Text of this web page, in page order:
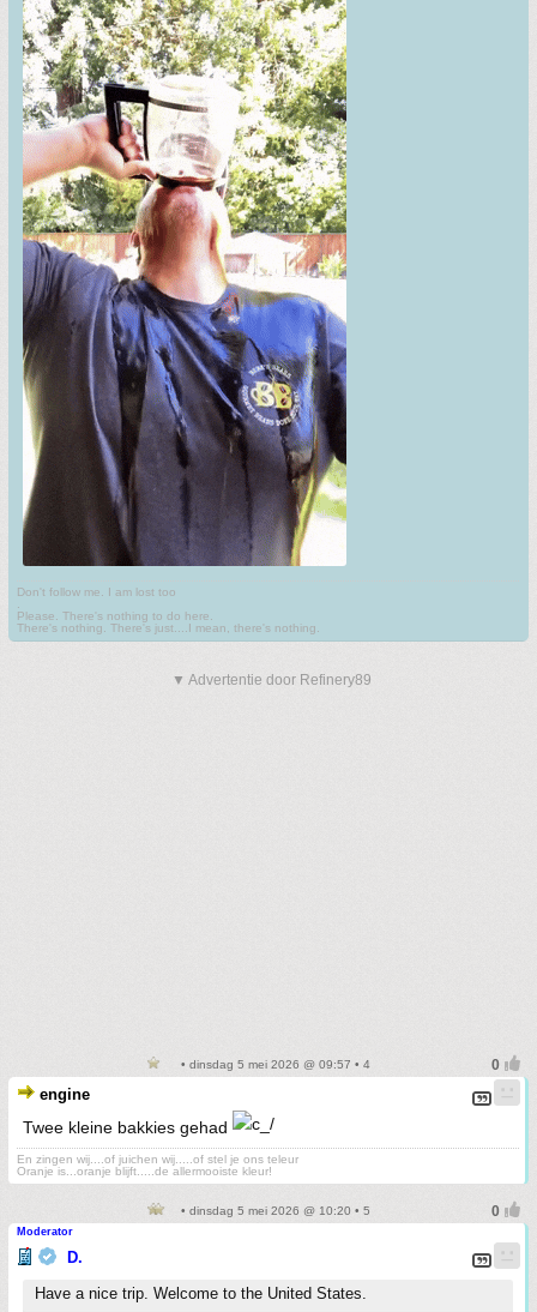
Don't follow me. I am lost too
Please. There's nothing to do here.
There's nothing. There's just....I mean, there's nothing.
▼ Advertentie door Refinery89
• dinsdag 5 mei 2026 @ 09:57 • 4
engine
Twee kleine bakkies gehad
En zingen wij....of juichen wij.....of stel je ons teleur
Oranje is...oranje blijft.....de allermooiste kleur!
• dinsdag 5 mei 2026 @ 10:20 • 5
Moderator
D.
Have a nice trip. Welcome to the United States.